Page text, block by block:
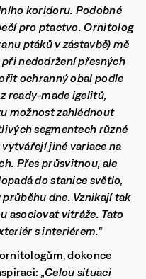
koridoru. Podobné
pro ptactvo. Ornitolog
ptáků v zástavbě) mě
nedodržení přesných
ochranný obal podle
ready-made igelitů,
možnost zahlédnout
segmentech různé
vytvářejí jiné variace na
Přes průsvitnou, ale
do stanice světlo,
dne. Vznikají tak
asociovat vitráže. Tato
s interiérem.“
dokonce
„Celou situaci